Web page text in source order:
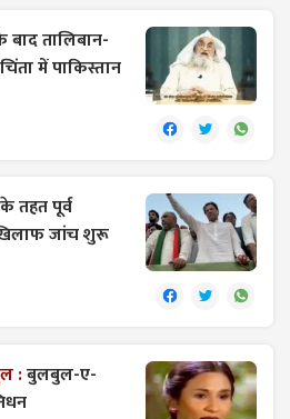
बाद तालिबान-
में पाकिस्तान
तहत पूर्व
खिलाफ जांच शुरू
:बुलबुल-ए-